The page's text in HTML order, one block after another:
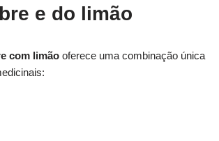
e do limão
com limão oferece uma combinação única